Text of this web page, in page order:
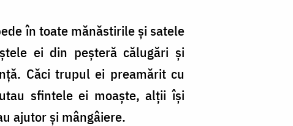
în toate mănăstirile şi satele
ei din peşteră călugări şi
Căci trupul ei preamărit cu
sfintele ei moaşte, alţii îşi
ajutor şi mângâiere.